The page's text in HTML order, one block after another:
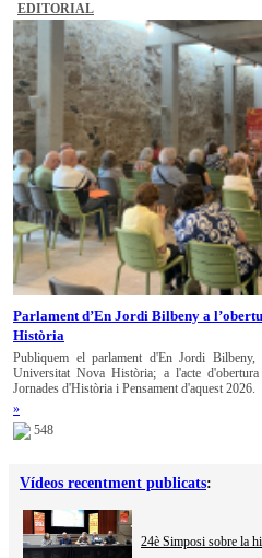
EDITORIAL
Parlament d’En Jordi Bilbeny a
Història
Publiquem el parlament d'En Jordi
Universitat Nova Història; a l'acte
Jornades d'Història i Pensament d'aquest 2026.
»
548
Vídeos recentment publicats:
24è Simposi sobre la